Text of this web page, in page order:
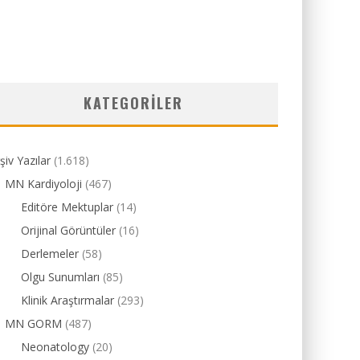
KATEGORILER
Yazılar (1.618)
MN Kardiyoloji (467)
Editöre Mektuplar (14)
Orijinal Görüntüler (16)
Derlemeler (58)
Olgu Sunumları (85)
Klinik Araştırmalar (293)
MN GORM (487)
Neonatology (20)